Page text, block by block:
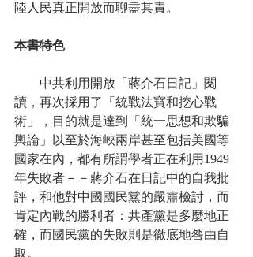
陸人民真正開放而聊盡其責。
本書特色
中共利用開放「蔣介石日記」閱
讀，再次採用了「統戰法寶和挖心戰
術」，目的就是達到「統一思想和欺騙
輿論」以至於海峽兩岸甚至包括美國等
國家在內，都有所謂學者正在利用1949
年失敗者－－蔣介石在日記中的自我批
評，和他對中國國民黨的嚴肅檢討，而
肯定內戰的勝利者：共產黨是多麼地正
確，而國民黨的失敗則是徹底地咎由自
取。